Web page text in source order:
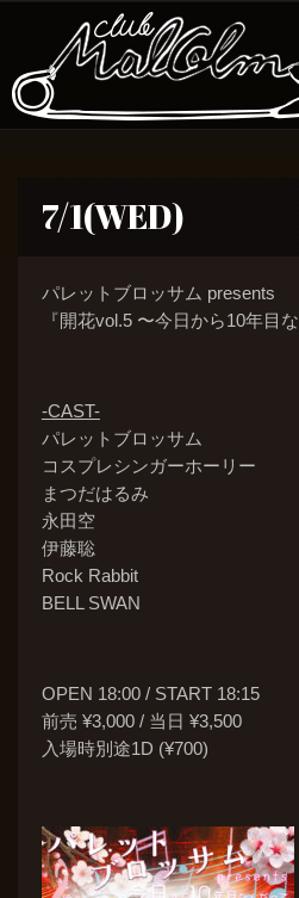
7/1(WED)
パレットブロッサム presents
『開花vol.5 〜今日から10年目
-CAST-
パレットブロッサム
コスプレシンガーホーリー
まつだはるみ
永田空
伊藤聡
Rock Rabbit
BELL SWAN
OPEN 18:00 / START 18:15
前売 ¥3,000 / 当日 ¥3,500
入場時別途1D (¥700)